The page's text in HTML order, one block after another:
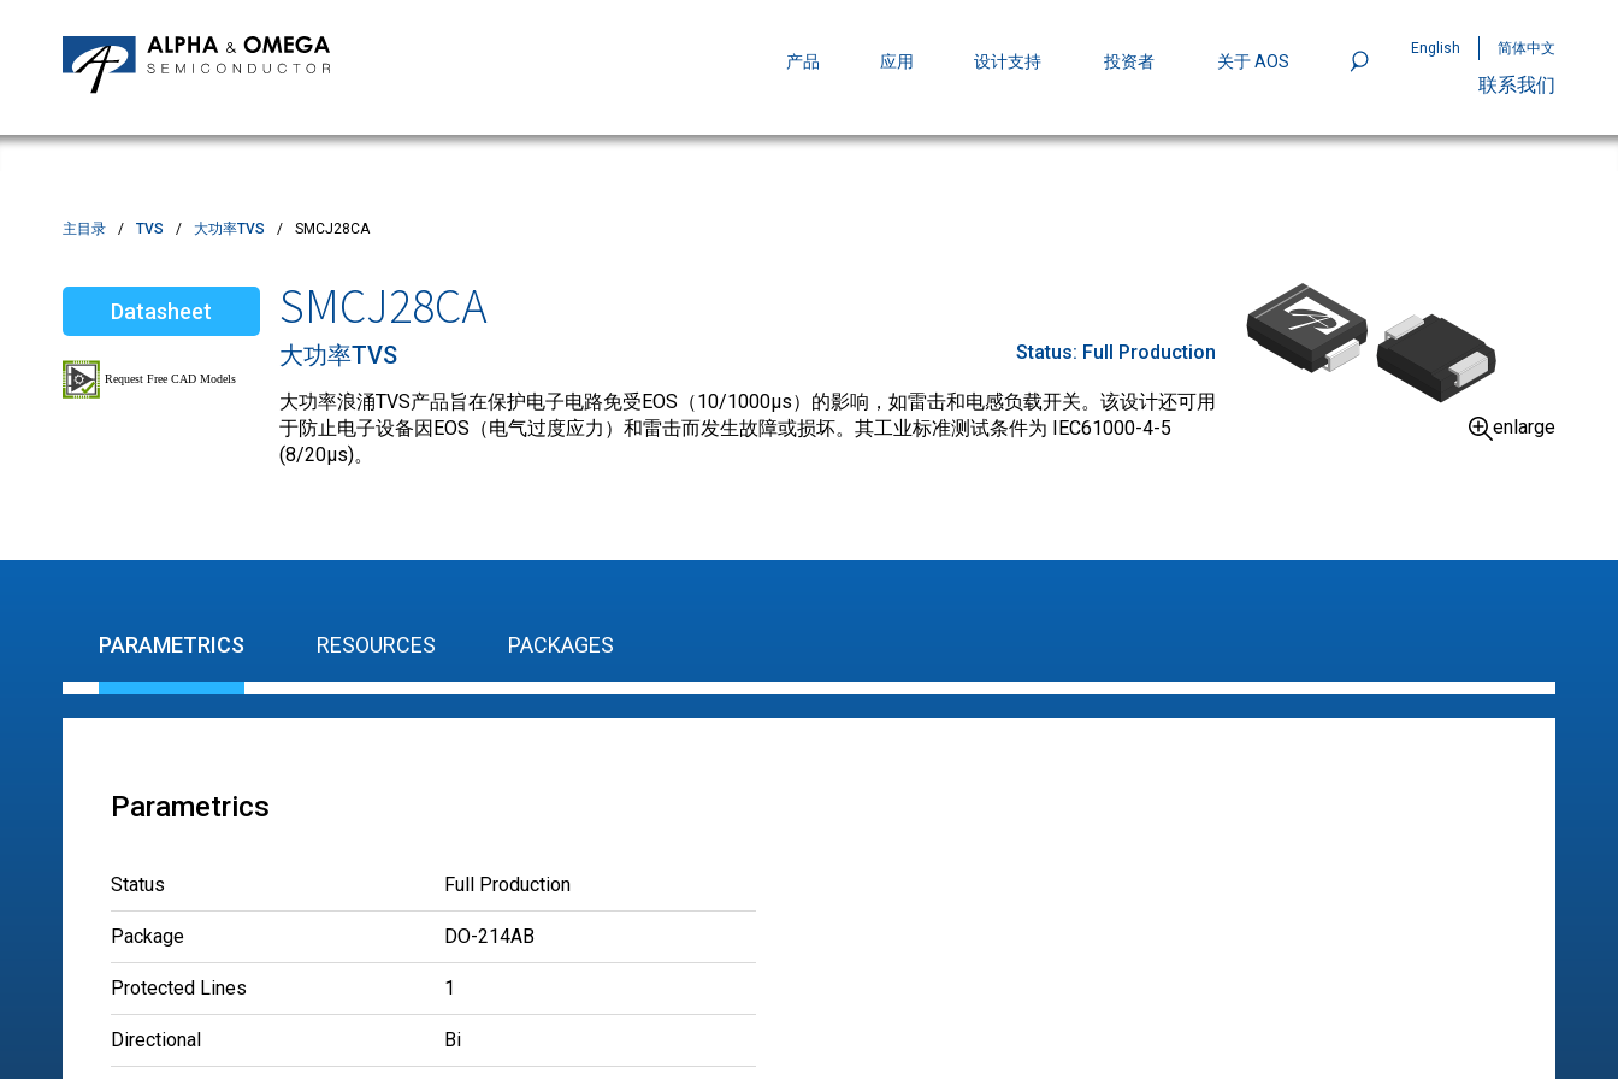
产品 应用 设计支持 投资者 关于 AOS
English 简体中文
联系我们
MOSFETs
Motor Control MCU's
TVS
AOS发布 AmpStack™ 封装：MOSFET 功率密度实现
质量与可靠性
客户满意度调查
主目录 TVS 大功率TVS SMCJ28CA
Datasheet SMCJ28CA
大功率TVS Status: Full Production
大功率浪涌TVS产品旨在保护电子电路免受EOS（10/1000µs）的影响，如雷击和电感负载开关。该设计还可用
于防止电子设备因EOS（电气过度应力）和雷击而发生故障或损坏。其工业标准测试条件为 IEC61000-4-5
(8/20µs)。
enlarge
PARAMETRICS RESOURCES PACKAGES
Parametrics
Status Full Production
Package DO-214AB
Protected Lines 1
Directional Bi